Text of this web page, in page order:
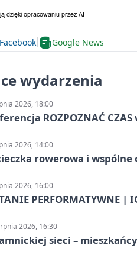
Facebook Google News
wydarzenia
2026, 18:00
ROZPOZNAĆ CZAS
2026, 14:00
rowerowa i wspólne
2026, 16:00
PERFORMATYWNE
2026, 16:30
sieci –